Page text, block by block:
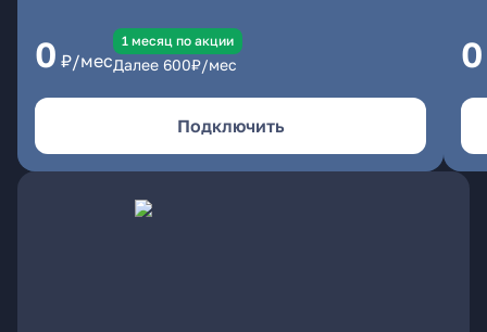
0 ₽/мес
1 месяц по акции
Далее 600₽/мес
Подключить
0